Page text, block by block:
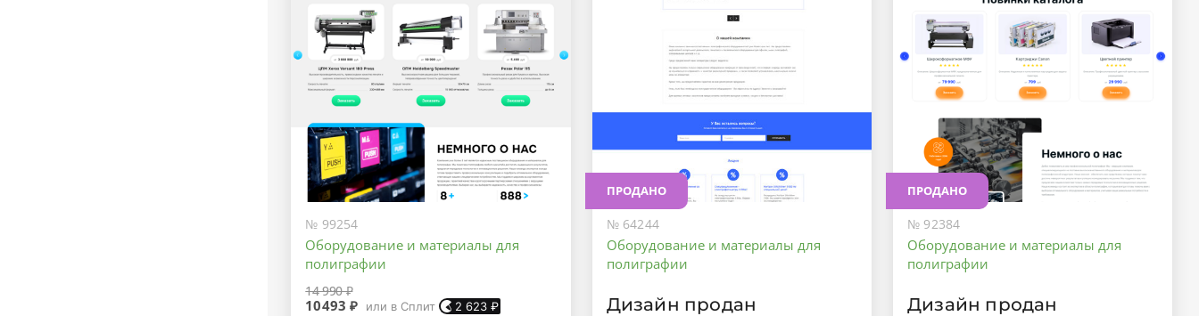
№ 99254
Оборудование и материалы для
полиграфии
14 990 ₽
10493 ₽ или в Сплит 2 623₽
ПРОДАНО
№ 64244
Оборудование и материалы для
полиграфии
Дизайн продан
ПРОДАНО
№ 92384
Оборудование и материалы для
полиграфии
Дизайн продан